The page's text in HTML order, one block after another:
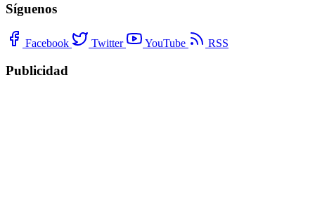
Síguenos
Facebook Twitter YouTube RSS
Publicidad